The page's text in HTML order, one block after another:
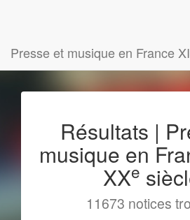
Presse et musique en France
Résultats |
musique en
XXe
11673 notices